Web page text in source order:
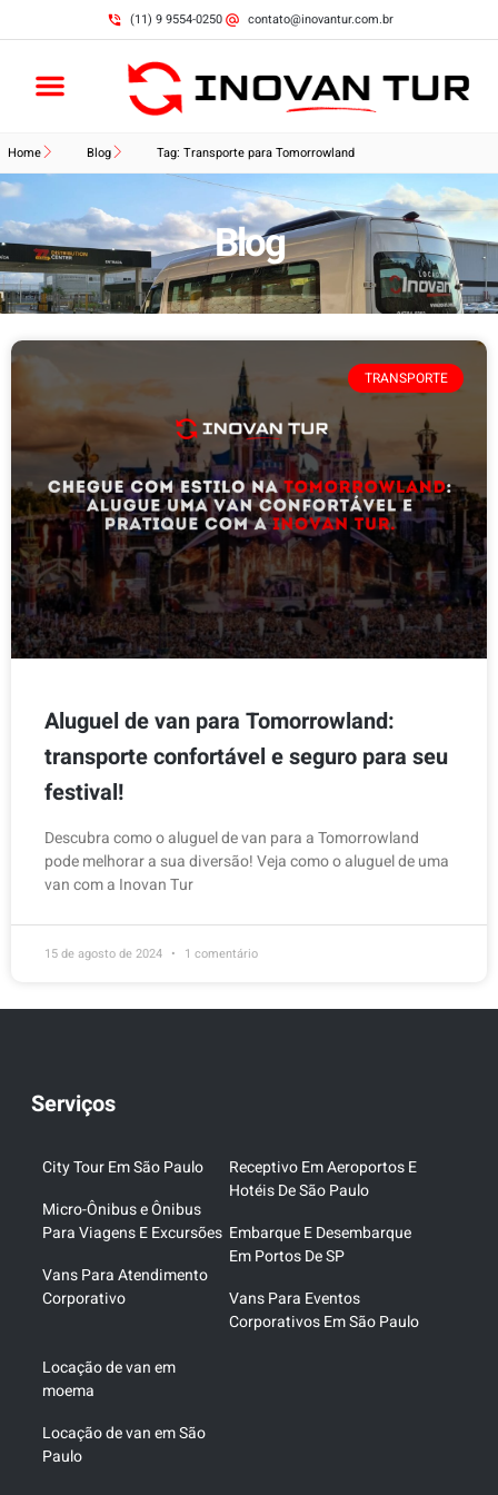
(11) 9 9554-0250 contato@inovantur.com.br
Home Blog Tag: Transporte para Tomorrowland
Blog
TRANSPORTE
Aluguel de van para Tomorrowland:
transporte confortável e seguro para seu
festival!
Descubra como o aluguel de van para a Tomorrowland
pode melhorar a sua diversão! Veja como o aluguel de uma
van com a Inovan Tur
15 de agosto de 2024 1 comentário
Serviços
City Tour Em São Paulo
Micro-Ônibus e Ônibus
Para Viagens E Excursões
Vans Para Atendimento
Corporativo
Receptivo Em Aeroportos E
Hotéis De São Paulo
Embarque E Desembarque
Em Portos De SP
Vans Para Eventos
Corporativos Em São Paulo
Locação de van em
moema
Locação de van em São
Paulo